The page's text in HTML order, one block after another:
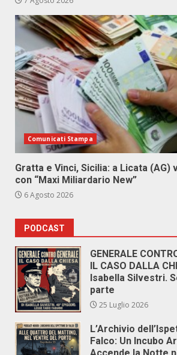
Comunicati Stampa
Gratta e Vinci, Sicilia: a Licata (AG)
con “Maxi Miliardario New”
6 Agosto 2026
PODCAST
GENERALE
IL CASO DALLA
Isabella Silvestri.
parte
25 Luglio 2026
L’Archivio
Falco: Un Incubo